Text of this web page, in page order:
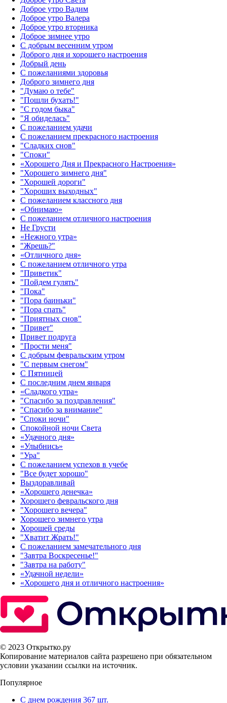
Доброе утро Вадим
Доброе утро Валера
Доброе утро вторника
Доброе зимнее утро
С добрым весенним утром
Доброго дня и хорошего настроения
Добрый день
С пожеланиями здоровья
Доброго зимнего дня
"Думаю о тебе"
"Пошли бухать!"
"С годом быка"
"Я обиделась"
С пожеланием удачи
С пожеланием прекрасного настроения
"Сладких снов"
"Споки"
«Хорошего Дня и Прекрасного Настроения»
"Хорошего зимнего дня"
"Хорошей дороги"
"Хороших выходных"
С пожеланием классного дня
«Обнимаю»
С пожеланием отличного настроения
Не Грусти
«Нежного утра»‎
"Жрешь?"
«Отличного дня»‎
С пожеланием отличного утра
"Приветик"
"Пойдем гулять"
"Пока"
"Пора баиньки"
"Пора спать"
"Приятных снов"
"Привет"
Привет подруга
"Прости меня"
С добрым февральским утром
"С первым снегом"
С Пятницей
С последним днем января
«Сладкого утра»‎
"Спасибо за поздравления"
"Спасибо за внимание"
"Споки ночи"
Спокойной ночи Света
«Удачного дня»‎
«Улыбнись»‎
"Ура"
С пожеланием успехов в учебе
"Все будет хорошо"
Выздоравливай
«‎Хорошего денечка»‎
Хорошего февральского дня
"Хорошего вечера"
Хорошего зимнего утра
Хорошей среды
"Хватит Жрать!"
С пожеланием замечательного дня
"Завтра Воскресенье!"
"Завтра на работу"
«Удачной недели»‎
«Хорошего дня и отличного настроения»‎
© 2023 Открытко.ру
Копирование материалов сайта разрешено при обязательном
условии указании ссылки на источник.
Популярное
С днем рождения 367 шт.